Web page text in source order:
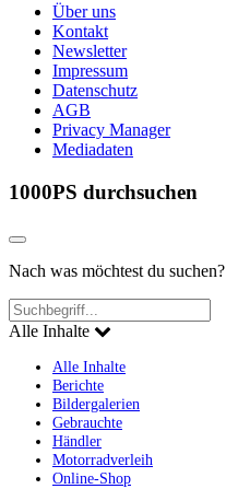
Über uns
Kontakt
Newsletter
Impressum
Datenschutz
AGB
Privacy Manager
Mediadaten
1000PS durchsuchen
Nach was möchtest du suchen?
Alle Inhalte
Alle Inhalte
Berichte
Bildergalerien
Gebrauchte
Händler
Motorradverleih
Online-Shop